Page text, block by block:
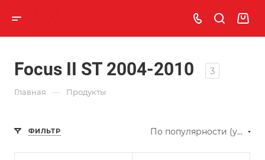
Focus II ST 2004-2010 3
Главная — Продукты
ФИЛЬТР По популярности (убывание)